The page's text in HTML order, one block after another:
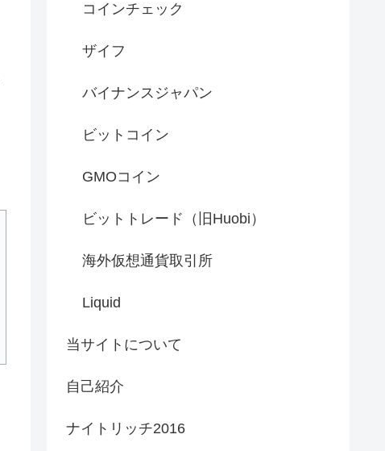
コインチェック
ザイフ
バイナンスジャパン
ビットコイン
GMOコイン
ビットトレード（旧Huobi）
海外仮想通貨取引所
Liquid
当サイトについて
自己紹介
ナイトリッチ2016